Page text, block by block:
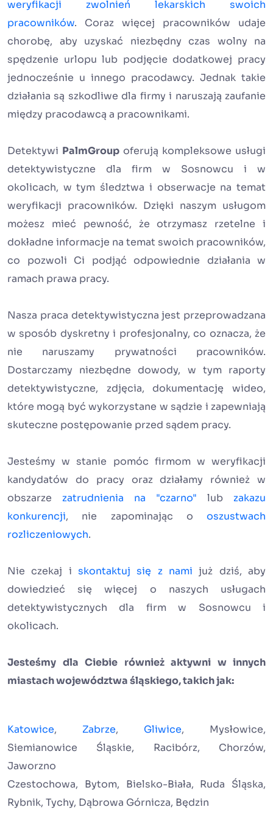
weryfikacji zwolnień lekarskich swoich
pracowników. Coraz więcej pracowników udaje
chorobę, aby uzyskać niezbędny czas wolny na
spędzenie urlopu lub podjęcie dodatkowej pracy
jednocześnie u innego pracodawcy. Jednak takie
działania są szkodliwe dla firmy i naruszają zaufanie
między pracodawcą a pracownikami.
Detektywi PalmGroup oferują kompleksowe usługi
detektywistyczne dla firm w Sosnowcu i w
okolicach, w tym śledztwa i obserwacje na temat
weryfikacji pracowników. Dzięki naszym usługom
możesz mieć pewność, że otrzymasz rzetelne i
dokładne informacje na temat swoich pracowników,
co pozwoli Ci podjąć odpowiednie działania w
ramach prawa pracy.
Nasza praca detektywistyczna jest przeprowadzana
w sposób dyskretny i profesjonalny, co oznacza, że
nie naruszamy prywatności pracowników.
Dostarczamy niezbędne dowody, w tym raporty
detektywistyczne, zdjęcia, dokumentację wideo,
które mogą być wykorzystane w sądzie i zapewniają
skuteczne postępowanie przed sądem pracy.
Jesteśmy w stanie pomóc firmom w weryfikacji
kandydatów do pracy oraz działamy również w
obszarze zatrudnienia na "czarno" lub zakazu
konkurencji, nie zapominając o oszustwach
rozliczeniowych.
Nie czekaj i skontaktuj się z nami już dziś, aby
dowiedzieć się więcej o naszych usługach
detektywistycznych dla firm w Sosnowcu i
okolicach.
Jesteśmy dla Ciebie również aktywni w innych
miastach województwa śląskiego, takich jak:
Katowice, Zabrze, Gliwice, Mysłowice,
Siemianowice Śląskie, Racibórz, Chorzów,
Jaworzno
Czestochowa, Bytom, Bielsko-Biała, Ruda Śląska,
Rybnik, Tychy, Dąbrowa Górnicza, Będzin